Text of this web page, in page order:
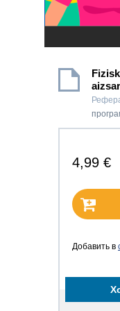
4,99 €
Добавить в